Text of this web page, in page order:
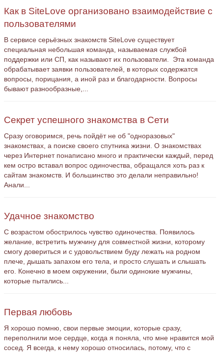
Как в SiteLove организовано взаимодействие с
пользователями
В сервисе серьёзных знакомств SiteLove существует
специальная небольшая команда, называемая службой
поддержки или СП, как называют их пользователи. Эта команда
обрабатывает заявки пользователей, в которых содержатся
вопросы, порицания, а иной раз и благодарности. Вопросы
бывают разнообразные,...
Секрет успешного знакомства в Сети
Сразу оговоримся, речь пойдёт не об "одноразовых"
знакомствах, а поиске своего спутника жизни. О знакомствах
через Интернет понаписано много и практически каждый, перед
кем остро вставал вопрос одиночества, обращался хоть раз к
сайтам знакомств. И большинство это делали неправильно!
Анали...
Удачное знакомство
С возрастом обострилось чувство одиночества. Появилось
желание, встретить мужчину для совместной жизни, которому
смогу довериться и с удовольствием буду лежать на родном
плече, дышать запахом его тела, и просто слушать и слышать
его. Конечно в моем окружении, были одинокие мужчины,
которые пытались...
Первая любовь
Я хорошо помню, свои первые эмоции, которые сразу,
переполнили мое сердце, когда я поняла, что мне нравится мой
сосед. Я всегда, к нему хорошо относилась, потому, что с